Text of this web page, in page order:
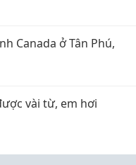
Canada ở Tân Phú,
vài từ, em hơi